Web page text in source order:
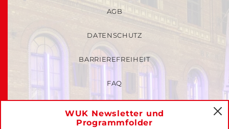
WUK Newsletter und
Programmfolder
AGB
DATENSCHUTZ
BARRIEREFREIHEIT
FAQ